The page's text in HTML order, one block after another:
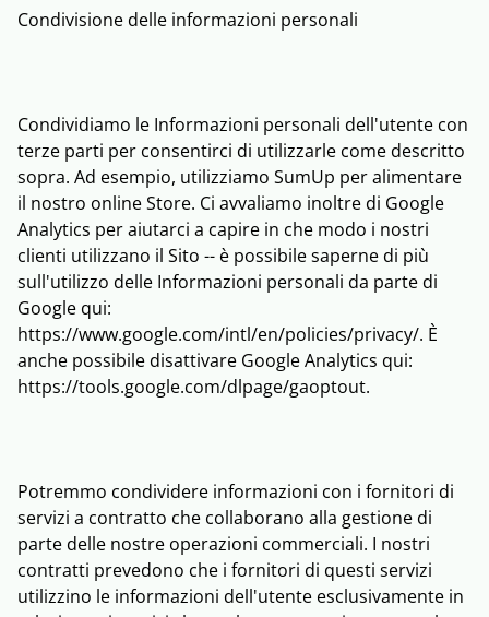
Condivisione delle informazioni personali
Condividiamo le Informazioni personali dell'utente con
terze parti per consentirci di utilizzarle come descritto
sopra. Ad esempio, utilizziamo SumUp per alimentare
il nostro online Store. Ci avvaliamo inoltre di Google
Analytics per aiutarci a capire in che modo i nostri
clienti utilizzano il Sito -- è possibile saperne di più
sull'utilizzo delle Informazioni personali da parte di
Google qui:
https://www.google.com/intl/en/policies/privacy/. È
anche possibile disattivare Google Analytics qui:
https://tools.google.com/dlpage/gaoptout.
Potremmo condividere informazioni con i fornitori di
servizi a contratto che collaborano alla gestione di
parte delle nostre operazioni commerciali. I nostri
contratti prevedono che i fornitori di questi servizi
utilizzino le informazioni dell'utente esclusivamente in